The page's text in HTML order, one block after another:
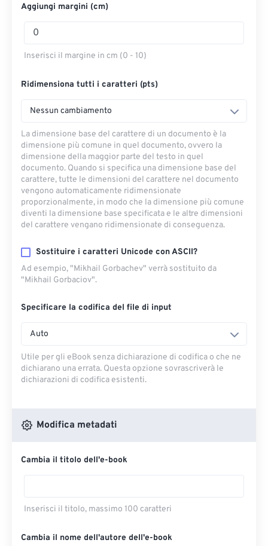
Aggiungi margini (cm)
Inserisci il margine in cm (0 - 10)
Ridimensiona tutti i caratteri (pts)
Nessun cambiamento
La dimensione base del carattere di un documento è la
dimensione più comune in quel documento, ovvero la
dimensione della maggior parte del testo in quel
documento. Quando si specifica una dimensione base del
carattere, tutte le dimensioni del carattere nel documento
vengono automaticamente ridimensionate
proporzionalmente, in modo che la dimensione più comune
diventi la dimensione base specificata e le altre dimensioni
del carattere vengano ridimensionate di conseguenza.
Sostituire i caratteri Unicode con ASCII?
Ad esempio, "Mikhail Gorbachev" verrà sostituito da
"Mikhail Gorbaciov".
Specificare la codifica del file di input
Auto
Utile per gli eBook senza dichiarazione di codifica o che ne
dichiarano una errata. Questa opzione sovrascriverà le
dichiarazioni di codifica esistenti.
Modifica metadati
Cambia il titolo dell'e-book
Inserisci il titolo, massimo 100 caratteri
Cambia il nome dell'autore dell'e-book